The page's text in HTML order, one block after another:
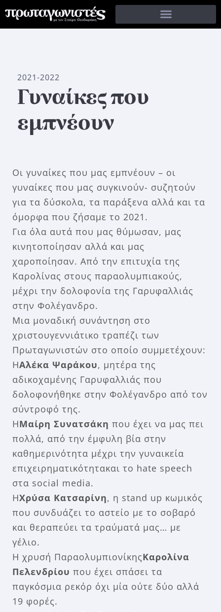
2021-2022
Γυναίκες που
εμπνέουν
Οι γυναίκες που μας εμπνέουν – οι
γυναίκες που μας συγκινούν- συζητούν
για τα δύσκολα, τα παράξενα αλλά και τα
όμορφα που ζήσαμε το 2021.
Για όλα αυτά που μας θύμωσαν, μας
κινητοποίησαν αλλά και μας
χαροποίησαν. Από την επιτυχία της
Καρολίνας στους παραολυμπιακούς,
μέχρι την δολοφονία της Γαρυφαλλιάς
στην Φολέγανδρο.
Μια μοναδική συνάντηση στο
χριστουγεννιάτικο τραπέζι των
Πρωταγωνιστών στο οποίο συμμετέχουν:
ΗΑλέκα Ψαράκου, μητέρα της
αδικοχαμένης Γαρυφαλλιάς που
δολοφονήθηκε στην Φολέγανδρο από τον
σύντροφό της.
ΗΜαίρη Συνατσάκη που έχει να μας πει
πολλά, από την έμφυλη βία στην
καθημερινότητα μέχρι την γυναικεία
επιχειρηματικότητακαι το hate speech
στα social media.
HΧρύσα Κατσαρίνη, η stand up κωμικός
που συνδυάζει το αστείο με το σοβαρό
και θεραπεύει τα τραύματά μας… με
γέλιο.
Η χρυσή ΠαραολυμπιονίκηςΚαρολίνα
Πελενδρίου που έχει σπάσει τα
παγκόσμια ρεκόρ όχι μία ούτε δύο αλλά
19 φορές.